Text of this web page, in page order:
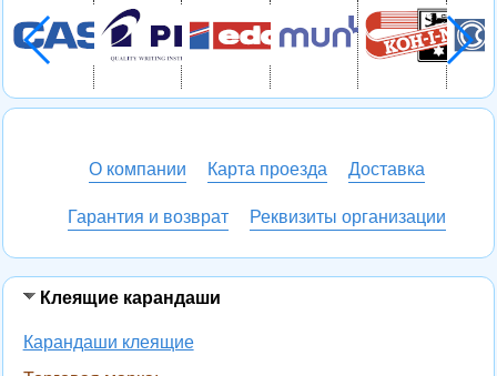
Клеящие карандаши
Карандаши клеящие
О компании Карта проезда Доставка
Гарантия и возврат Реквизиты организации